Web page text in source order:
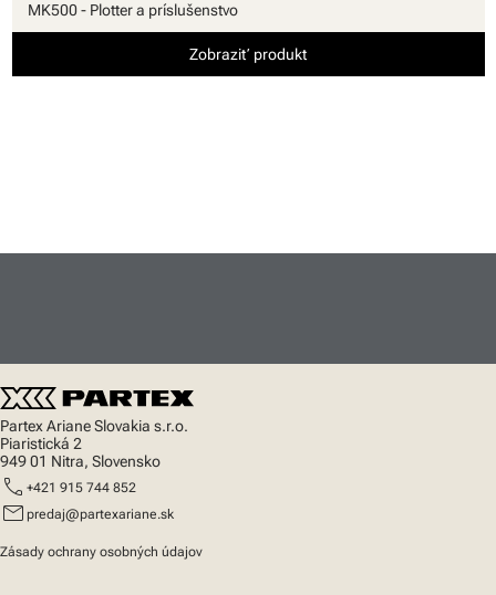
MK500 - Plotter a príslušenstvo
Zobraziť produkt
Partex Ariane Slovakia s.r.o.
Piaristická 2
949 01 Nitra, Slovensko
call +421 915 744 852
mail predaj@partexariane.sk
Zásady ochrany osobných údajov